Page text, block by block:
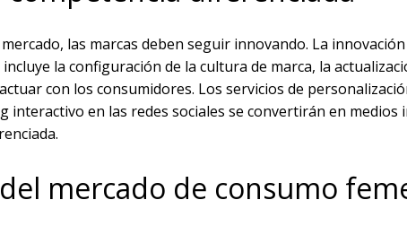
las marcas deben seguir innovando. La
la configuración de la cultura de marca, la
con los consumidores. Los servicios de
en las redes sociales se convertirán en medios
mercado de consumo